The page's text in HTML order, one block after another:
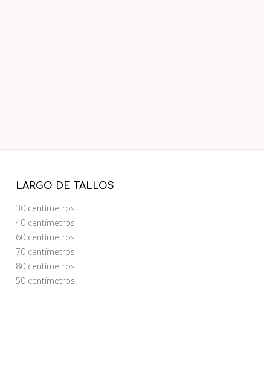
LARGO DE TALLOS
30 centímetros
40 centímetros
60 centímetros
70 centímetros
80 centímetros
50 centímetros